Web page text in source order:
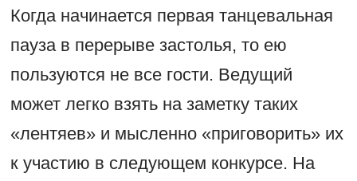
Когда начинается первая танцевальная
пауза в перерыве застолья, то ею
пользуются не все гости. Ведущий
может легко взять на заметку таких
«лентяев» и мысленно «приговорить» их
к участию в следующем конкурсе. На